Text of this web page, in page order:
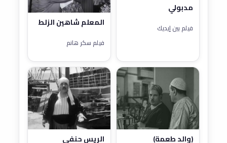
مدبولي
فيلم بين إيديك المعلم شاهين الزلط
فيلم سكر هانم
(والد طعمة) الريس حنفي